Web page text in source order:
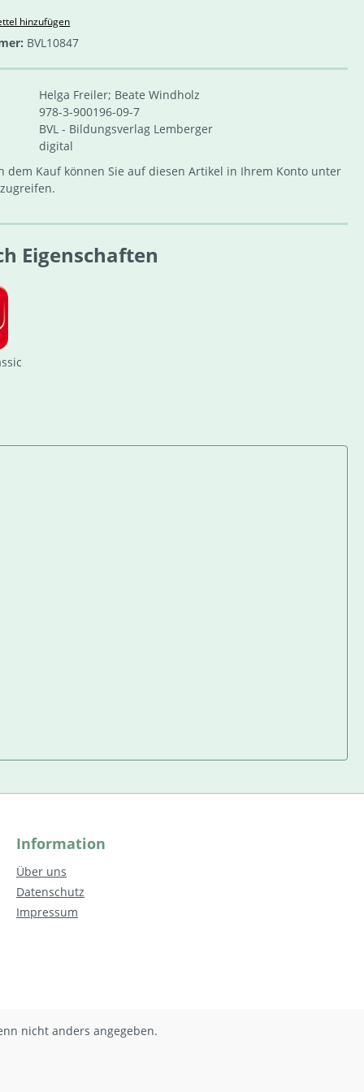
hinzufügen
BVL10847
Helga Freiler; Beate Windholz
978-3-900196-09-7
BVL - Bildungsverlag Lemberger
digital
dem Kauf können Sie auf diesen Artikel in Ihrem Konto unter
Eigenschaften
Information
Über uns
Datenschutz
Impressum
nicht anders angegeben.